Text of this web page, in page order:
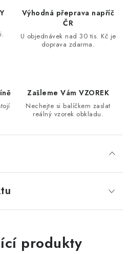
Výhodná přeprava napříč
ČR
U objednávek nad 30 tis. Kč je
doprava zdarma.
Zašleme Vám VZOREK
Nechejte si balíčkem zaslat
reálný vzorek obkladu.
produkty